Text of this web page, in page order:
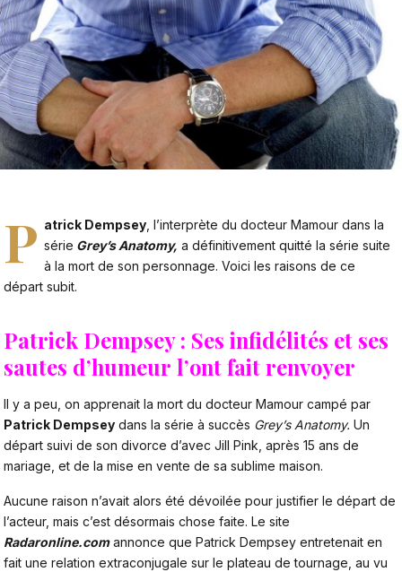
P atrick Dempsey , l’interprète du docteur Mamour dans la
série Grey’s Anatomy, a définitivement quitté la série suite
à la mort de son personnage. Voici les raisons de ce
départ subit.
Patrick Dempsey : Ses infidélités et ses
sautes d’humeur l’ont fait renvoyer
Il y a peu, on apprenait la mort du docteur Mamour campé par
Patrick Dempsey dans la série à succès Grey’s Anatomy. Un
départ suivi de son divorce d’avec Jill Pink, après 15 ans de
mariage, et de la mise en vente de sa sublime maison.
Aucune raison n’avait alors été dévoilée pour justifier le départ de
l’acteur, mais c’est désormais chose faite. Le site
Radaronline.comannonce que Patrick Dempsey entretenait en
fait une relation extraconjugale sur le plateau de tournage, au vu